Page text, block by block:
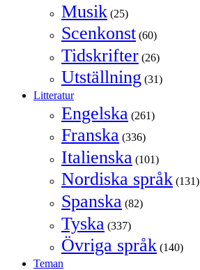
Musik (25)
Scenkonst (60)
Tidskrifter (26)
Utställning (31)
Litteratur
Engelska (261)
Franska (336)
Italienska (101)
Nordiska språk (131)
Spanska (82)
Tyska (337)
Övriga språk (140)
Teman